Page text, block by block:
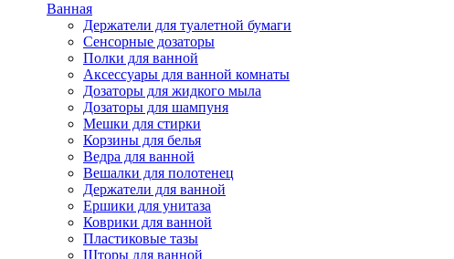
Ванная
Держатели для туалетной бумаги
Сенсорные дозаторы
Полки для ванной
Аксессуары для ванной комнаты
Дозаторы для жидкого мыла
Дозаторы для шампуня
Мешки для стирки
Корзины для белья
Ведра для ванной
Вешалки для полотенец
Держатели для ванной
Ершики для унитаза
Коврики для ванной
Пластиковые тазы
Шторы для ванной